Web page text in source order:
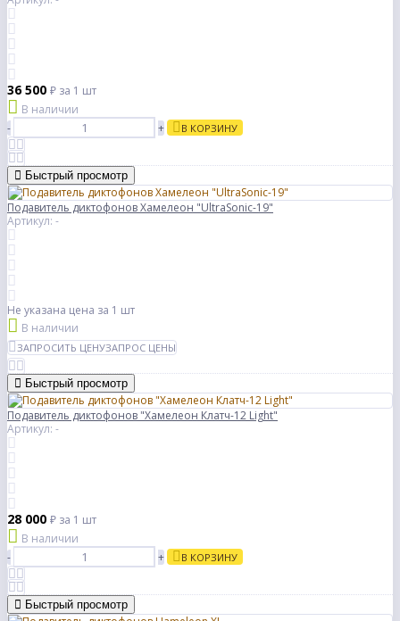
36 500 ₽ за 1 шт
В наличии
-
+ В КОРЗИНУ
Быстрый просмотр
Подавитель диктофонов Хамелеон "UltraSonic-19"
Артикул: -
Не указана цена за 1 шт
В наличии
ЗАПРОСИТЬ ЦЕНУЗАПРОС ЦЕНЫ
Быстрый просмотр
Подавитель диктофонов "Хамелеон Клатч-12 Light"
Артикул: -
28 000 ₽ за 1 шт
В наличии
-
+ В КОРЗИНУ
Быстрый просмотр